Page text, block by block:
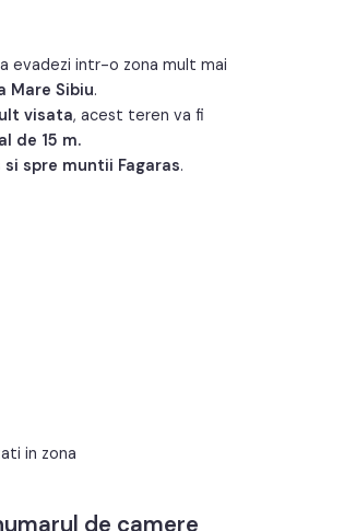
evadezi intr-o zona mult mai
Mare Sibiu.
visata, acest teren va fi
de 15 m.
spre muntii Fagaras.
in zona
de camere